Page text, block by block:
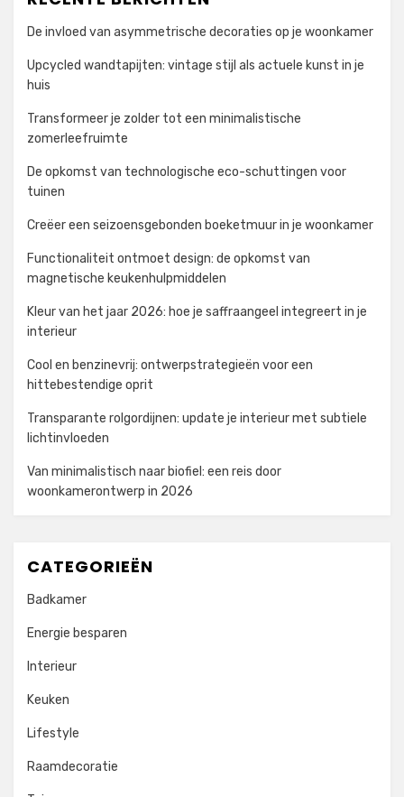
De invloed van asymmetrische decoraties op je woonkamer
Upcycled wandtapijten: vintage stijl als actuele kunst in je
huis
Transformeer je zolder tot een minimalistische
zomerleefruimte
De opkomst van technologische eco-schuttingen voor
tuinen
Creëer een seizoensgebonden boeketmuur in je woonkamer
Functionaliteit ontmoet design: de opkomst van
magnetische keukenhulpmiddelen
Kleur van het jaar 2026: hoe je saffraangeel integreert in je
interieur
Cool en benzinevrij: ontwerpstrategieën voor een
hittebestendige oprit
Transparante rolgordijnen: update je interieur met subtiele
lichtinvloeden
Van minimalistisch naar biofiel: een reis door
woonkamerontwerp in 2026
CATEGORIEËN
Badkamer
Energie besparen
Interieur
Keuken
Lifestyle
Raamdecoratie